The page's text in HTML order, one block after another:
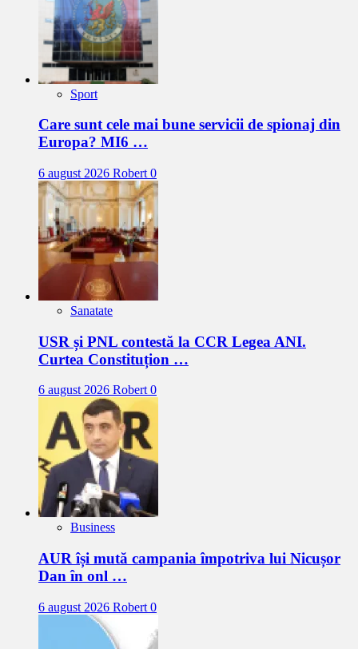
Sport
Care sunt cele mai bune servicii de spionaj din
Europa? MI6 …
6 august 2026 Robert 0
Sanatate
USR și PNL contestă la CCR Legea ANI.
Curtea Constituțion …
6 august 2026 Robert0
Business
AUR își mută campania împotriva lui Nicușor
Dan în onl …
6 august 2026 Robert 0